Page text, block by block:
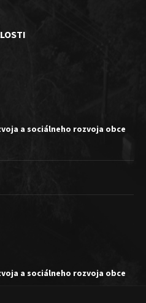
a sociálneho rozvoja obce
a sociálneho rozvoja obce